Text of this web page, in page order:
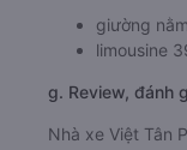
giường
limousine
g. Review, đánh
Nhà xe Việt Tân